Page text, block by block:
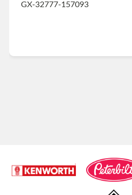
GX-32777-157093